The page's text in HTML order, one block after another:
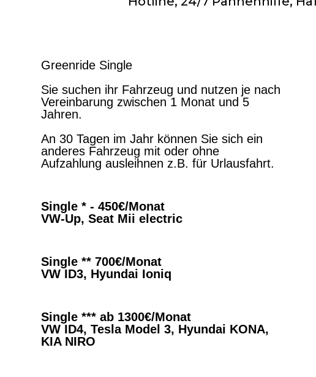
Greenride Single
Sie suchen ihr Fahrzeug und nutzen je nach
Vereinbarung zwischen 1 Monat und 5
Jahren.
An 30 Tagen im Jahr können Sie sich ein
anderes Fahrzeug mit oder ohne
Aufzahlung ausleihnen z.B. für Urlausfahrt.
Single * - 450€/Monat
VW-Up, Seat Mii electric
Single ** 700€/Monat
VW ID3, Hyundai Ioniq
Single *** ab 1300€/Monat
VW ID4, Tesla Model 3, Hyundai KONA,
KIA NIRO